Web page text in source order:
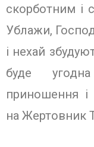
скорботним і
Ублажи,
і нехай
буде
приношення і
на Жертовник